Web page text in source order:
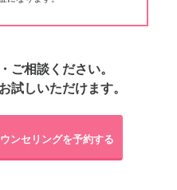
ご相談ください。
試しいただけます。
ンセリングを予約する